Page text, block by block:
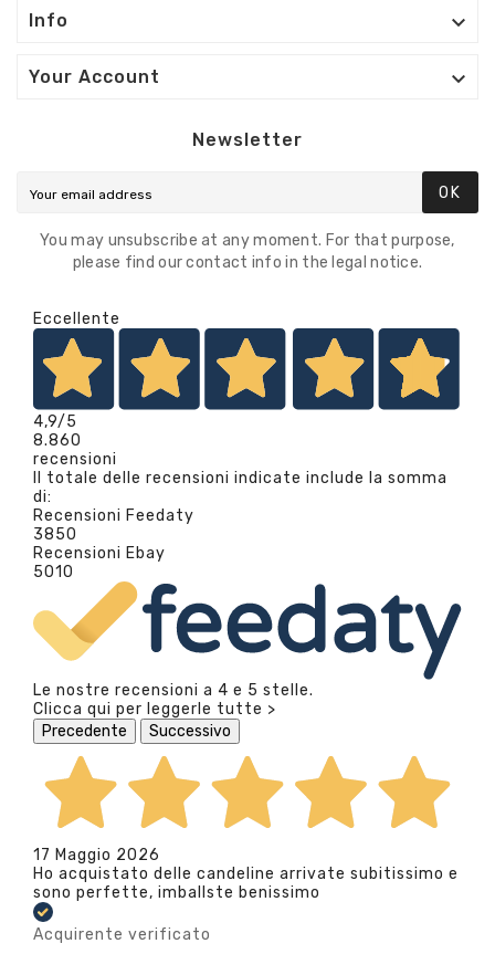
Info 
Your Account 
Newsletter
OK
You may unsubscribe at any moment. For that purpose,
please find our contact info in the legal notice.
Eccellente
4,9/5
8.860
recensioni
Il totale delle recensioni indicate include la somma
di:
Recensioni Feedaty
3850
Recensioni Ebay
5010
Le nostre recensioni a 4 e 5 stelle.
Clicca qui per leggerle tutte >
Precedente
Successivo
17 Maggio 2026
Ho acquistato delle candeline arrivate subitissimo e
sono perfette, imballste benissimo
Acquirente verificato